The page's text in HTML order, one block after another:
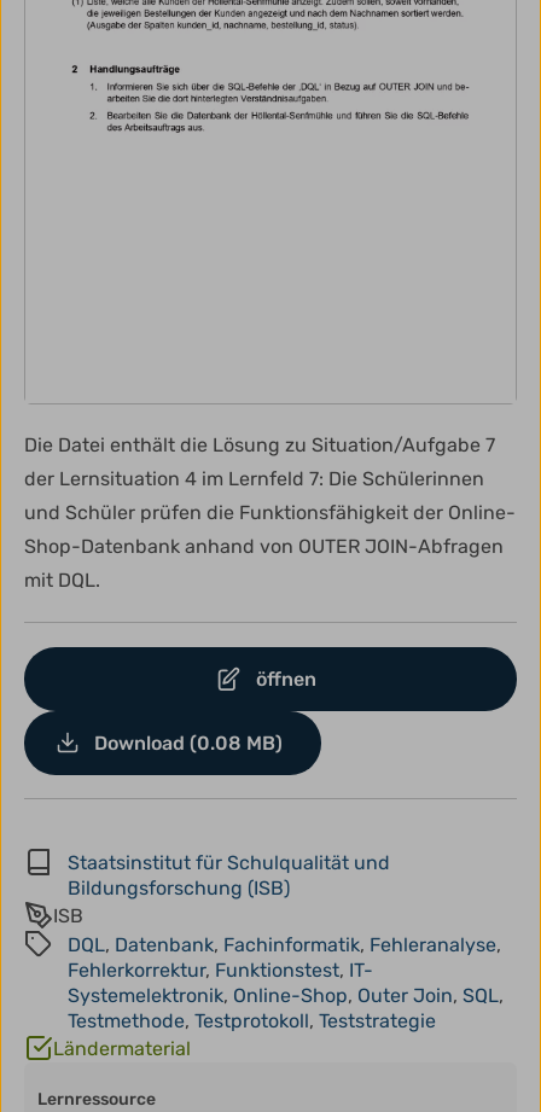
Die Datei enthält die Lösung zu Situation/Aufgabe 7
der Lernsituation 4 im Lernfeld 7: Die Schülerinnen
und Schüler prüfen die Funktionsfähigkeit der Online-
Shop-Datenbank anhand von OUTER JOIN-Abfragen
mit DQL.
öffnen
Download (0.08 MB)
Staatsinstitut für Schulqualität und
Bildungsforschung (ISB)
ISB
DQL, Datenbank, Fachinformatik, Fehleranalyse,
Fehlerkorrektur, Funktionstest, IT-
Systemelektronik, Online-Shop, Outer Join, SQL,
Testmethode, Testprotokoll, Teststrategie
Ländermaterial
Lernressource